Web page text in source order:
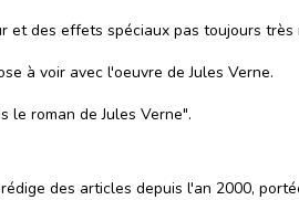
des effets spéciaux pas toujours très
à voir avec l'oeuvre de Jules Verne.
le roman de Jules Verne".
des articles depuis l'an 2000,